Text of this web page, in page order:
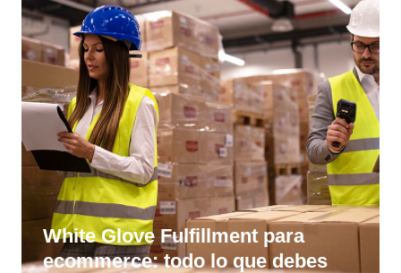
White Glove Fulfillment para
ecommerce: todo lo que debes